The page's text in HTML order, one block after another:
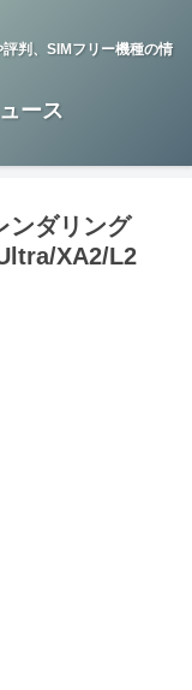
判、SIMフリー機種の情
ース
ンダリング
XA2/L2